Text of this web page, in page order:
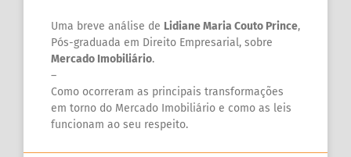
Uma breve análise de Lidiane Maria Couto Prince,
Pós-graduada em Direito Empresarial, sobre
Mercado Imobiliário.
–
Como ocorreram as principais transformações
em torno do Mercado Imobiliário e como as leis
funcionam ao seu respeito.